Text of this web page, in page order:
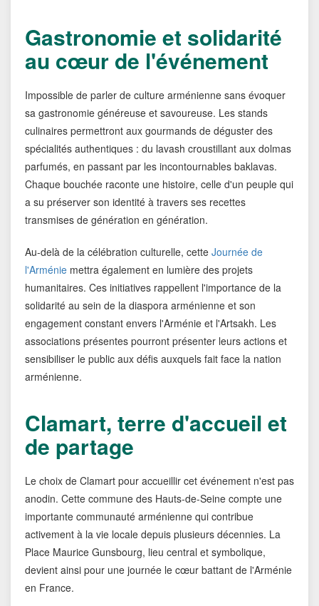
Gastronomie et solidarité
au cœur de l'événement
Impossible de parler de culture arménienne sans évoquer
sa gastronomie généreuse et savoureuse. Les stands
culinaires permettront aux gourmands de déguster des
spécialités authentiques : du lavash croustillant aux dolmas
parfumés, en passant par les incontournables baklavas.
Chaque bouchée raconte une histoire, celle d'un peuple qui
a su préserver son identité à travers ses recettes
transmises de génération en génération.
Au-delà de la célébration culturelle, cette Journée de
l'Arménie mettra également en lumière des projets
humanitaires. Ces initiatives rappellent l'importance de la
solidarité au sein de la diaspora arménienne et son
engagement constant envers l'Arménie et l'Artsakh. Les
associations présentes pourront présenter leurs actions et
sensibiliser le public aux défis auxquels fait face la nation
arménienne.
Clamart, terre d'accueil et
de partage
Le choix de Clamart pour accueillir cet événement n'est pas
anodin. Cette commune des Hauts-de-Seine compte une
importante communauté arménienne qui contribue
activement à la vie locale depuis plusieurs décennies. La
Place Maurice Gunsbourg, lieu central et symbolique,
devient ainsi pour une journée le cœur battant de l'Arménie
en France.